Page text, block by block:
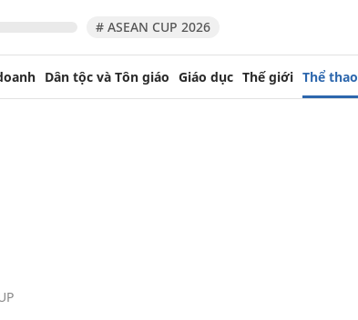
# ASEAN CUP 2026
Dân tộc và Tôn giáo Giáo dục Thế giới Thể thao